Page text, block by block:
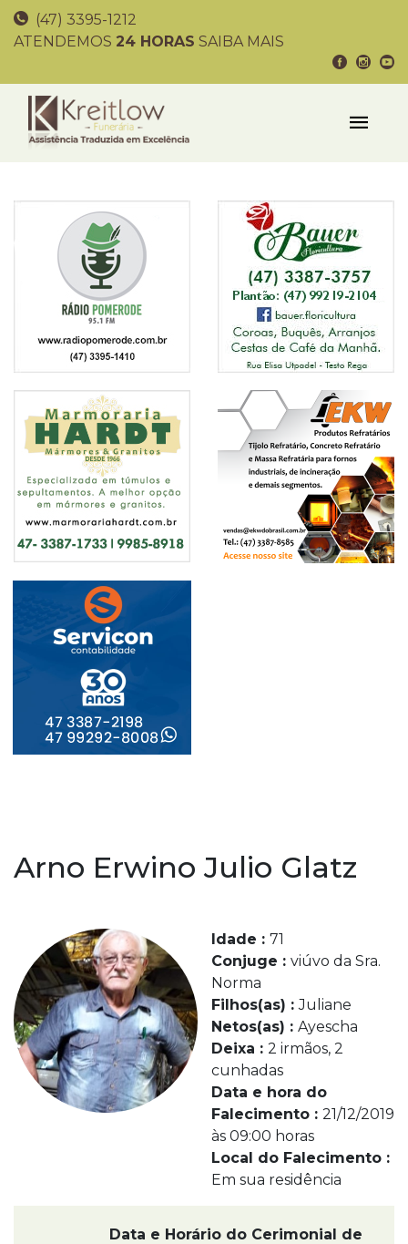
(47) 3395-1212
ATENDEMOS 24 HORAS SAIBA MAIS
Arno Erwino Julio Glatz
Idade : 71
Conjuge : viúvo da Sra.
Norma
Filhos(as) :Juliane
Netos(as) : Ayescha
Deixa : 2 irmãos, 2
cunhadas
Data e hora do
Falecimento : 21/12/2019
às 09:00 horas
Local do Falecimento :
Em sua residência
Data e Horário do Cerimonial de